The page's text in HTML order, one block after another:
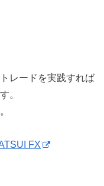
レードを実践すれば
。
FX